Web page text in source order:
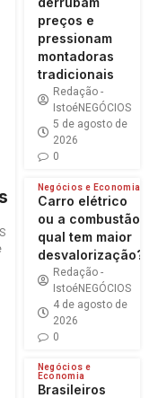
preços e
pressionam
montadoras
tradicionais
Redação -
IstoéNEGÓCIOS
5 de agosto de
2026
0
Negócios e Economia
Carro elétrico
ou a combustão:
qual tem maior
desvalorização?
Redação -
IstoéNEGÓCIOS
4 de agosto de
2026
0
Negócios e
Economia
Brasileiros